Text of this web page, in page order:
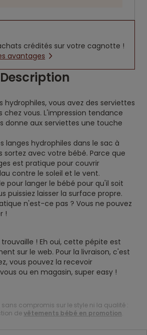
crédités sur votre cagnotte !
avantages
Description
hydrophiles, vous avez des serviettes
vous. L'impression tendance
donne aux serviettes une touche
langes hydrophiles dans le sac à
sortez avec votre bébé. Parce que
est pratique pour couvrir
contre le soleil et le vent.
pour langer le bébé pour qu'il soit
puissiez laisser la surface propre.
n'est-ce pas ? Vous ne pouvez
!
! Eh oui, cette pépite est
sur le web. Pour la livraison, c'est
vous pouvez la recevoir
ou en magasin, super easy !
sans compromis sur le style ni la qualité :
devêtements bébé en promotion.